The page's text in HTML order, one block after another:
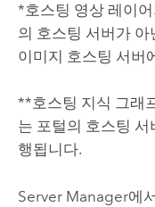
*호스팅 영상 레이
의 호스팅 서버가
이미지 호스팅 서버
**호스팅 지식 그래
는 포털의 호스팅
행됩니다.
Server Manager에